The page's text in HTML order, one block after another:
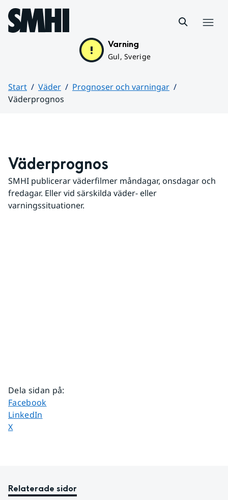
Hoppa till sidans innehåll
Varning
Gul, Sverige
Start Väder
Prognoser och varningar
Väderprognos
Väderprognos
SMHI publicerar väderfilmer måndagar, onsdagar och
fredagar. Eller vid särskilda väder- eller
varningssituationer.
Dela sidan på:
Dela sidan på
Facebook
Dela sidan på
LinkedIn
Dela sidan på
X
Relaterade sidor